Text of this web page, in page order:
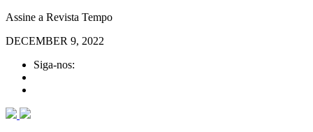
Assine a Revista Tempo
DECEMBER 9, 2022
Siga-nos: